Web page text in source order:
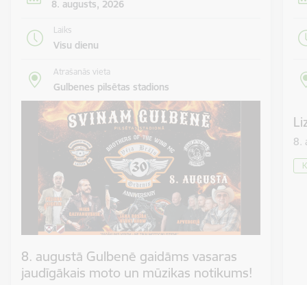
8. augusts, 2026
Laiks
Visu dienu
Atrašanās vieta
Gulbenes pilsētas stadions
8. augustā Gulbenē gaidāms vasaras
jaudīgākais moto un mūzikas notikums!
8.